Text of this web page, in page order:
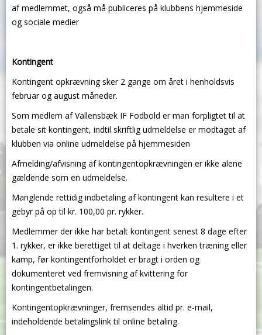
af medlemmet, også må publiceres på klubbens hjemmeside
og sociale medier
Kontingent
Kontingent opkrævning sker 2 gange om året i henholdsvis
februar og august måneder.
Som medlem af Vallensbæk IF Fodbold er man forpligtet til at
betale sit kontingent, indtil skriftlig udmeldelse er modtaget af
klubben via online udmeldelse på hjemmesiden
Afmelding/afvisning af kontingentopkrævningen er ikke alene
gældende som en udmeldelse.
Manglende rettidig indbetaling af kontingent kan resultere i et
gebyr på op til kr. 100,00 pr. rykker.
Medlemmer der ikke har betalt kontingent senest 8 dage efter
1. rykker, er ikke berettiget til at deltage i hverken træning eller
kamp, før kontingentforholdet er bragt i orden og
dokumenteret ved fremvisning af kvittering for
kontingentbetalingen.
Kontingentopkrævninger, fremsendes altid pr. e-mail,
indeholdende betalingslink til online betaling.